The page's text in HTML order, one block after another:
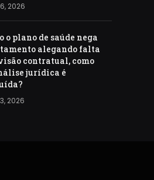
2026
o plano de saúde nega
alegando falta
contratual, como
jurídica é
2026